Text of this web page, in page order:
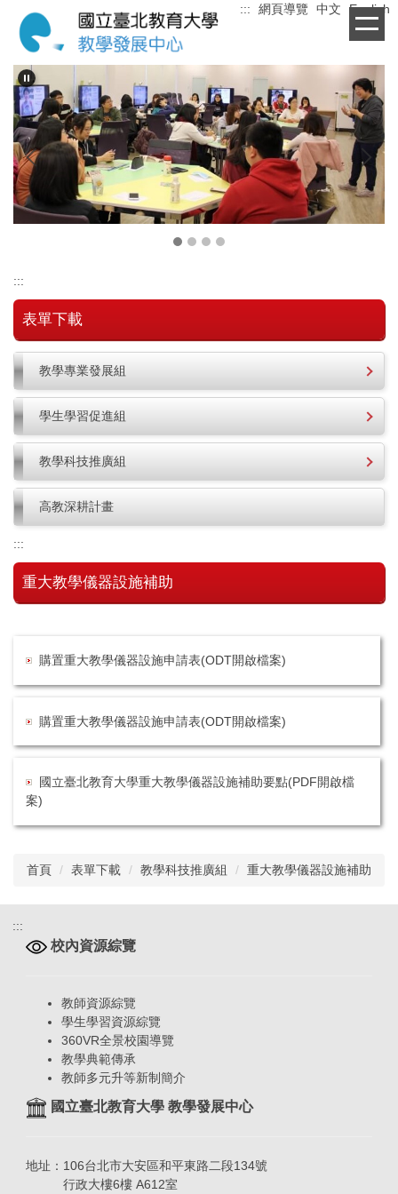
到
要
內
容
區
::: 網頁導覽 中文 English
:::
表單下載
教學專業發展組
學生學習促進組
教學科技推廣組
高教深耕計畫
:::
重大教學儀器設施補助
購置重大教學儀器設施申請表(ODT開啟檔案)
購置重大教學儀器設施申請表(ODT開啟檔案)
國立臺北教育大學重大教學儀器設施補助要點(PDF開啟檔
案)
首頁 表單下載 教學科技推廣組 重大教學儀器設施補助
:::
校內資源綜覽
教師資源綜覽
學生學習資源綜覽
360VR全景校園導覽
教學典範傳承
教師多元升等新制簡介
國立臺北教育大學 教學發展中心
地址：106台北市大安區和平東路二段134號
行政大樓6樓 A612室